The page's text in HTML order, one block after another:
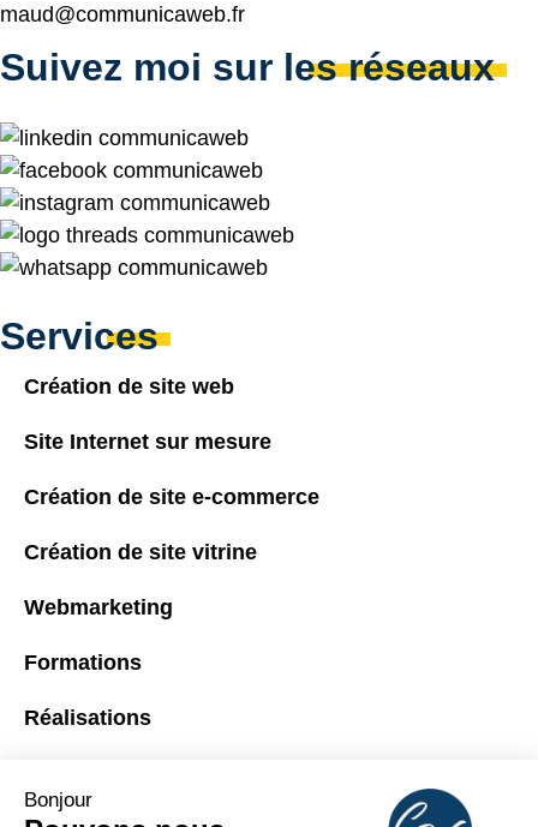
maud@communicaweb.fr
Suivez moi sur les réseaux
Services
Création de site web
Site Internet sur mesure
Création de site e-commerce
Création de site vitrine
Webmarketing
Formations
Réalisations
Bonjour